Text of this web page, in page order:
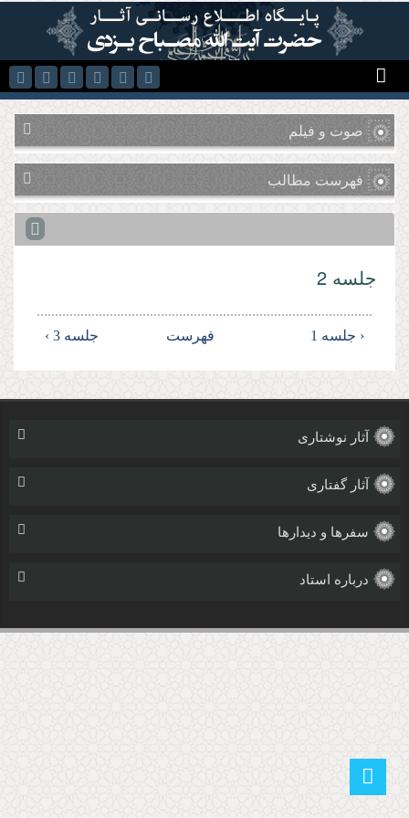
رفتن به محتوای اصلی
صوت و فیلم
فهرست مطالب
جلسه 2
‹ جلسه 1 فهرست جلسه 3 ›
آثار نوشتاری
آثار گفتاری
سفرها و دیدارها
درباره استاد